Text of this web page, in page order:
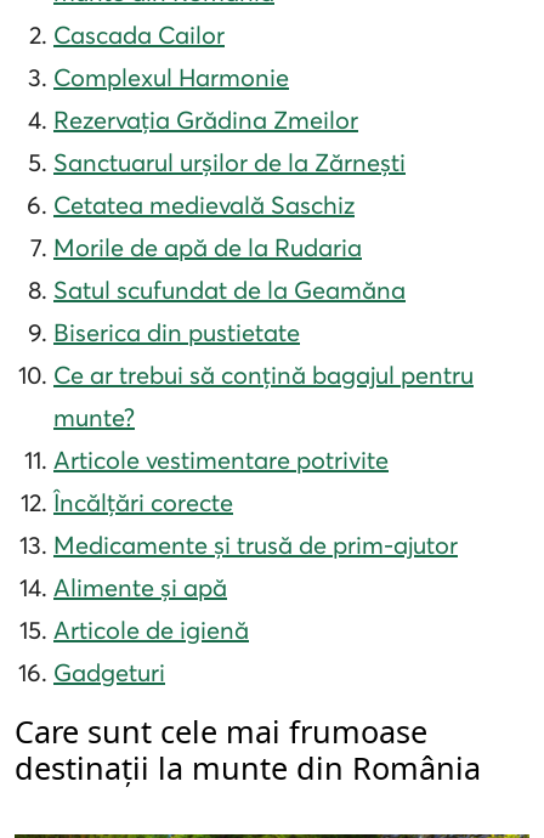
Cascada Cailor
Complexul Harmonie
Rezervația Grădina Zmeilor
Sanctuarul urșilor de la Zărnești
Cetatea medievală Saschiz
Morile de apă de la Rudaria
Satul scufundat de la Geamăna
Biserica din pustietate
Ce ar trebui să conțină bagajul pentru
munte?
Articole vestimentare potrivite
Încălțări corecte
Medicamente și trusă de prim-ajutor
Alimente și apă
Articole de igienă
Gadgeturi
Care sunt cele mai frumoase
destinații la munte din România